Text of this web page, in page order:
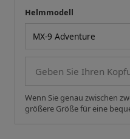
Ihre Messung
Helmmodell
Wenn Sie genau zwischen
größere Größe für eine